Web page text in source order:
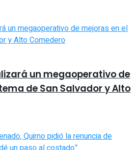
un megaoperativo de
de San Salvador y Alto